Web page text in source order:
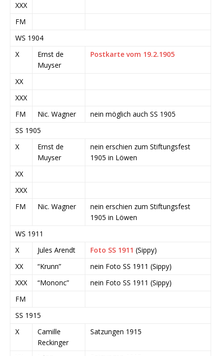
XXX
FM
WS 1904
X
Ernst de
Muyser
Postkarte vom 19.2.1905
XX
XXX
FM
Nic. Wagner
nein möglich auch SS 1905
SS 1905
X
Ernst de
Muyser
nein erschien zum Stiftungsfest
1905 in Löwen
XX
XXX
FM
Nic. Wagner
nein erschien zum Stiftungsfest
1905 in Löwen
WS 1911
X
Jules Arendt Foto SS 1911 (Sippy)
XX
“Krunn”
nein Foto SS 1911 (Sippy)
XXX
“Mononc”
nein Foto SS 1911 (Sippy)
FM
SS 1915
X
Camille
Reckinger
Satzungen 1915